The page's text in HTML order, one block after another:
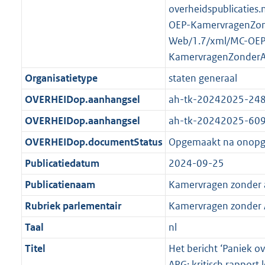
OEP-
Web/1.7/xml/MC-
Organisatietype
staten generaal
OVERHEIDop.aanhangsel
ah-tk-20242025-
OVERHEIDop.aanhangsel
ah-tk-20242025-
OVERHEIDop.documentStatus Opgemaakt na
Publicatiedatum
2024-09-25
Publicatienaam
Kamervragen
Rubriek parlementair
Kamervragen
Taal
nl
Titel
Het bericht ‘Paniek